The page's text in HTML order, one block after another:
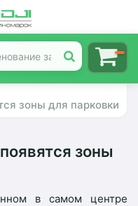
зоны для парковки
зоны
в самом центре